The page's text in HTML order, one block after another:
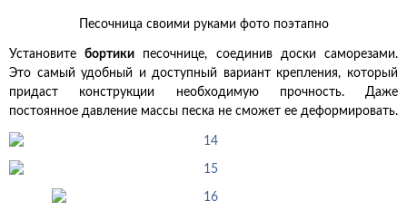
Песочница своими руками фото поэтапно
Установитебортики песочнице, соединив доски саморезами.
Это самый удобный и доступный вариант крепления, который
придаст конструкции необходимую прочность. Даже
постоянное давление массы песка не сможет ее деформировать.